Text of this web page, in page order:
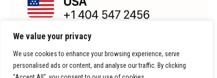
We value your privacy
We use cookies to enhance your browsing experience, serve
personalised ads or content, and analyse our traffic. By clicking